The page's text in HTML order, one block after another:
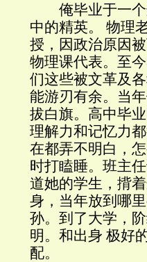
俺毕业于一个
中的精英。 物理
授，因政治原因
物理课代表。至
们这些被文革及
能游刃有余。当
拔白旗。高中毕
理解力和记忆力
在都弄不明白，
时打瞌睡。班主
道她的学生，揹
身，当年放到哪
孙。到了大学，
明。和出身 极好
配。